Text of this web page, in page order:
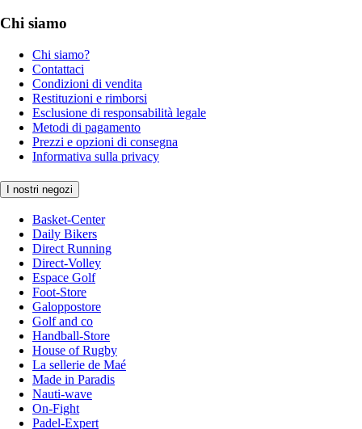
Chi siamo
Chi siamo?
Contattaci
Condizioni di vendita
Restituzioni e rimborsi
Esclusione di responsabilità legale
Metodi di pagamento
Prezzi e opzioni di consegna
Informativa sulla privacy
I nostri negozi
Basket-Center
Daily Bikers
Direct Running
Direct-Volley
Espace Golf
Foot-Store
Galoppostore
Golf and co
Handball-Store
House of Rugby
La sellerie de Maé
Made in Paradis
Nauti-wave
On-Fight
Padel-Expert